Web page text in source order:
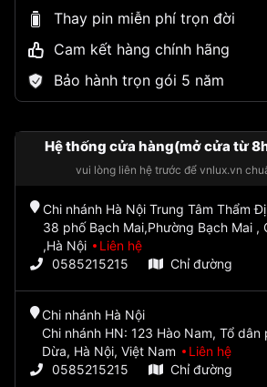
Thay pin miễn phí trọn đời
Cam kết hàng chính hãng
Bảo hành trọn gói 5 năm
Hệ thống cửa hàng(mở cửa từ
vui lòng liên hệ trước để vnlux.vn
Chi nhánh Hà Nội Trung Tâm Thẩm
38 phố Bạch Mai,Phường Bạch Mai ,
,Hà Nội
Liên hệ
0585215215
Chỉ đường
Chi nhánh Hà Nội
Chi nhánh HN: 123 Hào Nam, Tổ dân
Dừa, Hà Nội, Việt Nam
Liên hệ
0585215215
Chỉ đường